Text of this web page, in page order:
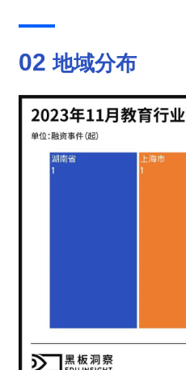
02 地域分布